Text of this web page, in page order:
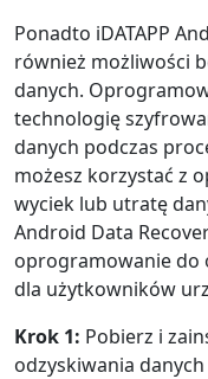
Ponadto iDATAPP
również możliwości
danych.
technologię
danych podczas
możesz korzystać z
wyciek lub utratę
Android Data
oprogramowanie do
dla użytkowników
Krok 1: Pobierz i
odzyskiwania